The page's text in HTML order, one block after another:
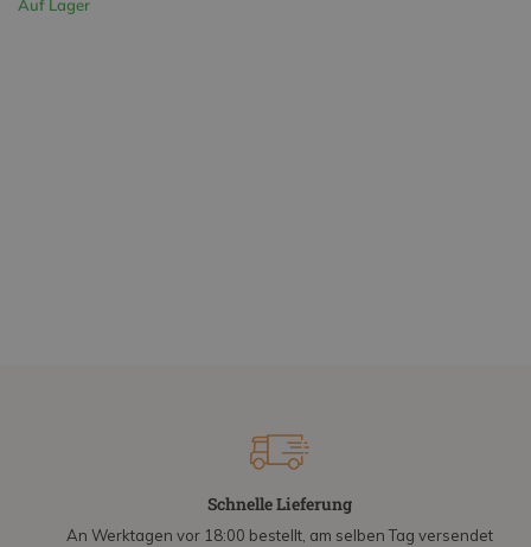
Auf Lager
Schnelle Lieferung
An Werktagen vor 18:00 bestellt, am selben Tag versendet